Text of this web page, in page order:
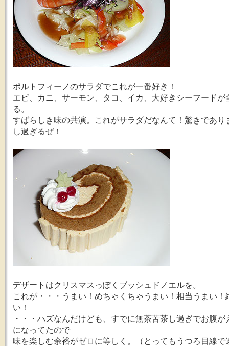
ポルトフィーノのサラダでこれが一番好き！
エビ、カニ、サーモン、タコ、イカ、大好きシーフードが
る。
すばらしき味の共演。これがサラダだなんて！驚きであり
し過ぎるぜ！
デザートはクリスマスっぽくブッシュドノエルを。
これが・・・うまい！めちゃくちゃうまい！相当うまい！
い！
・・・ハズなんだけども、すでに無茶苦茶し過ぎでお腹が
になってたので
味を楽しむ余裕がゼロに等しく。（とってもうつろ目線で